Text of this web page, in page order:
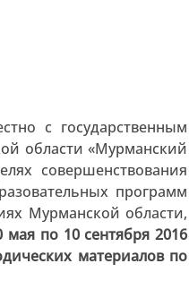
с государственным
области «Мурманский
совершенствования
программ
Мурманской области,
мая по 10 сентября 2016
материалов по